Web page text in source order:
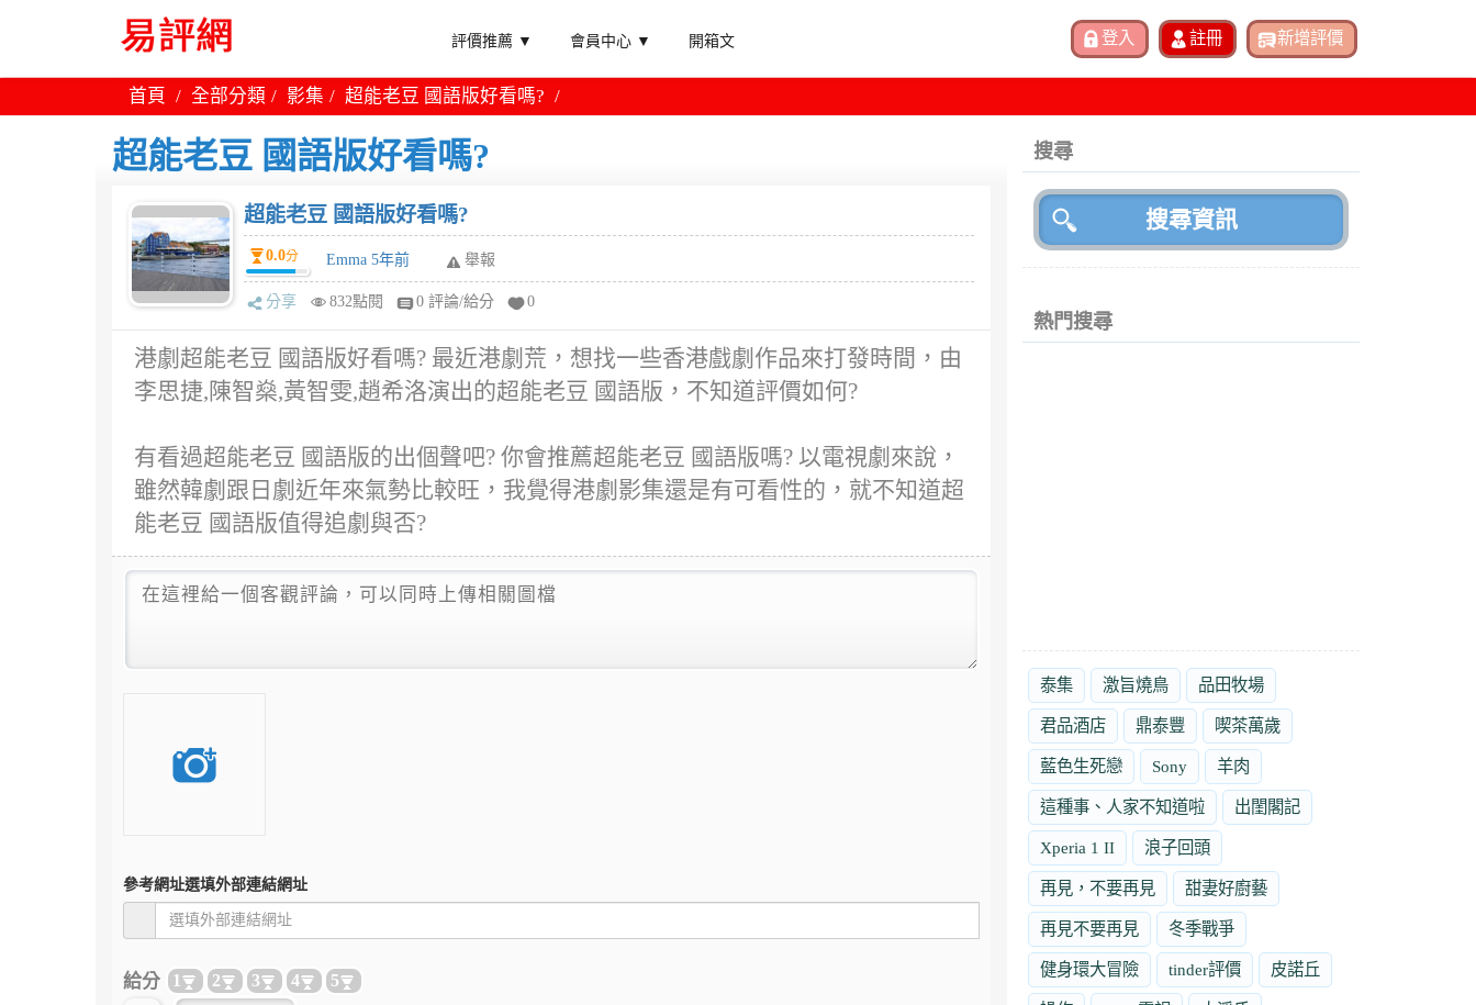
評價推薦 ▼ 會員中心 ▼ 開箱文
首頁 全部分類 影集 超能老豆 國語版好看嗎?
超能老豆 國語版好看嗎?
超能老豆 國語版好看嗎?
0.0分 Emma 5年前 舉報
分享 832點閱 0 評論/給分 0
港劇超能老豆 國語版好看嗎? 最近港劇荒，想找一些香港戲劇作品來打發時間，由
李思捷,陳智燊,黃智雯,趙希洛演出的超能老豆 國語版，不知道評價如何?
有看過超能老豆 國語版的出個聲吧? 你會推薦超能老豆 國語版嗎? 以電視劇來說，
雖然韓劇跟日劇近年來氣勢比較旺，我覺得港劇影集還是有可看性的，就不知道超
能老豆 國語版值得追劇與否?
參考網址選填外部連結網址
給分 1 2 3 4 5
搜尋
熱門搜尋
泰集 激旨燒鳥 品田牧場
君品酒店 鼎泰豐 喫茶萬歲
藍色生死戀 Sony 羊肉
這種事、人家不知道啦 出閨閣記
Xperia 1 II 浪子回頭
再見，不要再見 甜妻好廚藝
再見不要再見 冬季戰爭
健身環大冒險 tinder評價 皮諾丘